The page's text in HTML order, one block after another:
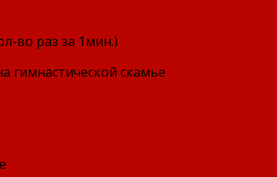
во раз за 1мин.)
гимнастической скамье